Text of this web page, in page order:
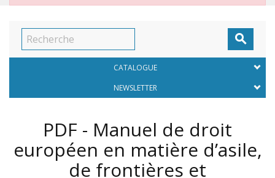

CATALOGUE
NEWSLETTER
PDF - Manuel de droit
européen en matière d’asile,
de frontières et